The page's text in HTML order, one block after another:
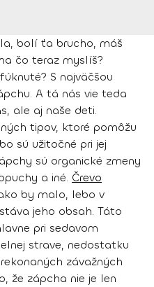
bolí ťa brucho, máš
čo teraz myslíš?
S najväčšou
A tá nás vie teda
ale aj naše deti.
tipov, ktoré pomôžu
sú užitočné pri jej
sú organické zmeny
a iné. Črevo
by malo, lebo v
jeho obsah. Táto
pri sedavom
strave, nedostatku
závažných
že zápcha nie je len